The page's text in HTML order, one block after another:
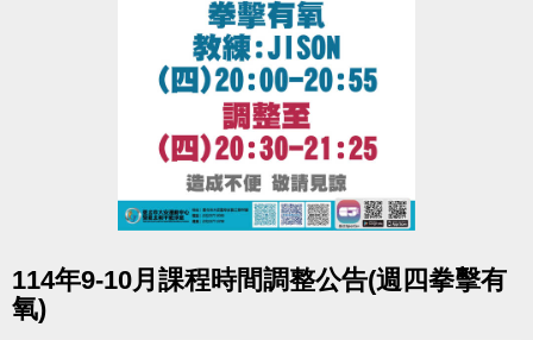
適能場館管理規範，違者恕不得入場。
※體適能每人每次進場限時1小時，超過使用時間請出
場後重新排隊，如逾期未出場重排，將依場館規定補
114年9-10月課程時間調整公告(週四拳擊有
氧)